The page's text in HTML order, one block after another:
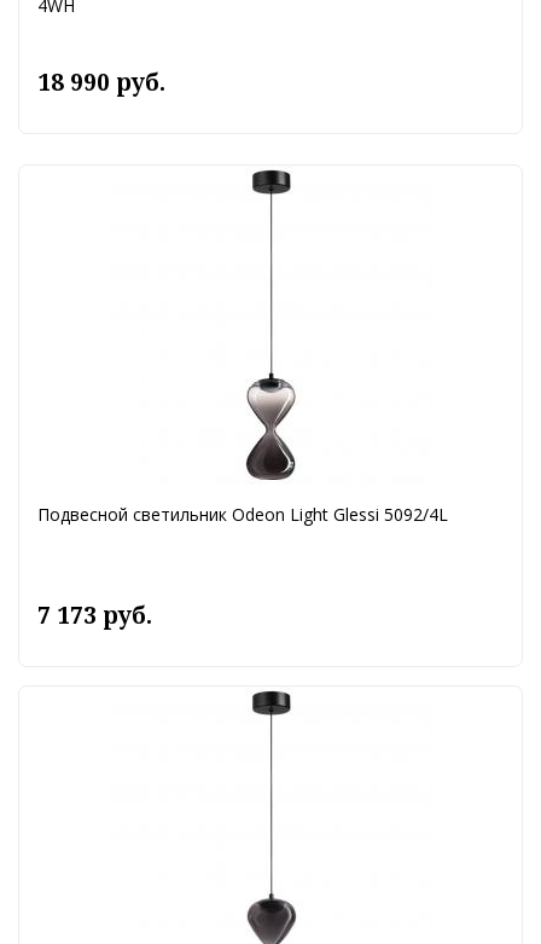
4WH
18 990 руб.
Подвесной светильник Odeon Light Glessi 5092/4L
7 173 руб.